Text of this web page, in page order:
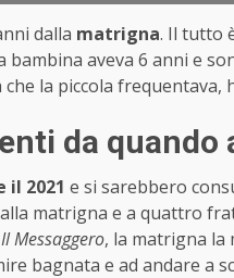
dalla matrigna. Il tutto
aveva 6 anni e
la piccola
da quando
il 2021 e si sarebbero
matrigna e a quattro
Il Messaggero, la matrigna la
bagnata e ad andare a